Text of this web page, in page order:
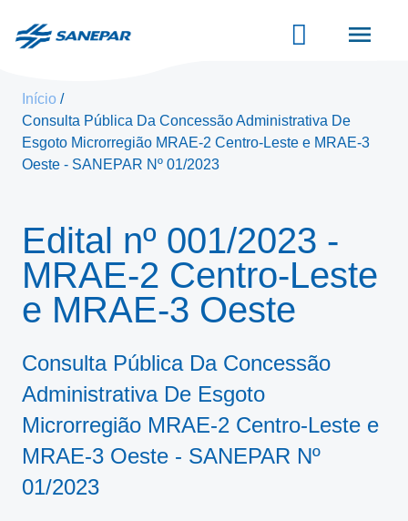
conteúdo
Início
Consulta Pública Da Concessão Administrativa De
Esgoto Microrregião MRAE-2 Centro-Leste e MRAE-3
Oeste - SANEPAR Nº 01/2023
Edital nº 001/2023 -
MRAE-2 Centro-Leste
e MRAE-3 Oeste
Consulta Pública Da Concessão
Administrativa De Esgoto
Microrregião MRAE-2 Centro-Leste e
MRAE-3 Oeste - SANEPAR Nº
01/2023